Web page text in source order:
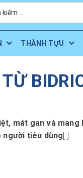
THÀNH TỰU
mát gan và
người tiêu dùng[:]